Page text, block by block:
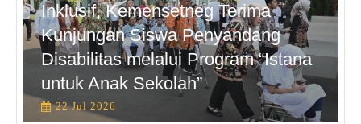
Inklusif, Kemensetneg Terima
Kunjungan Siswa Penyandang
Disabilitas melalui Program “Istana
untuk Anak Sekolah”
22 Jul 2026